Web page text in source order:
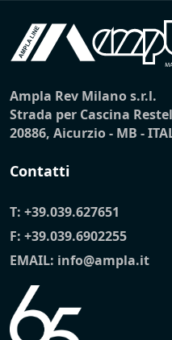
Ampla Rev Milano s.r.l.
Strada per Cascina
20886, Aicurzio - MB -
Contatti
T: +39.039.627651
F: +39.039.6902255
EMAIL: info@ampla.it